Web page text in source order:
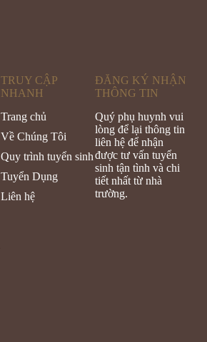
TRUY CẬP
NHANH
Trang chủ
Về Chúng Tôi
Quy trình tuyển sinh
Tuyển Dụng
Liên hệ
ĐĂNG KÝ NHẬN
THÔNG TIN
Quý phụ huynh vui
lòng để lại thông tin
liên hệ để nhận
được tư vấn tuyển
sinh tận tình và chi
tiết nhất từ nhà
trường.